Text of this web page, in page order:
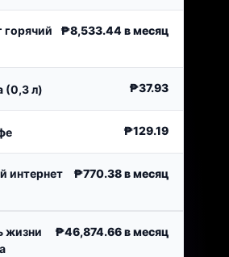
горячий
₱8,533.44в месяц
(0,3 л) ₱37.93
₱129.19
интернет
₱770.38в месяц
жизни
₱46,874.66в месяц